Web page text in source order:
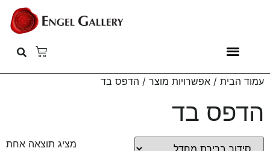
עמוד הבית / אפשרויות מוצר / הדפס בד
הדפס בד
מציג תוצאה אחת